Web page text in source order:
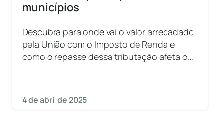
municípios
Descubra para onde vai o valor arrecadado
pela União com o Imposto de Renda e
como o repasse dessa tributação afeta o
4 de abril de 2025